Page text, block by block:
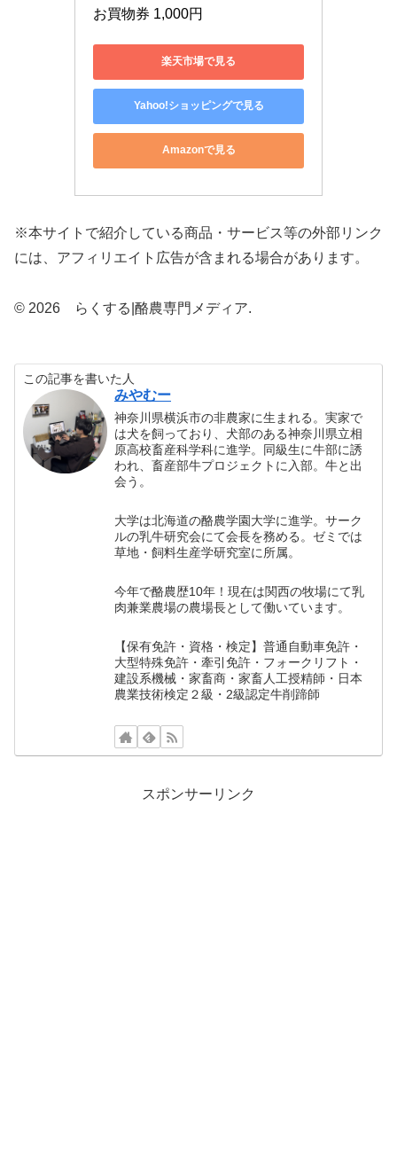
お買物券 1,000円
楽天市場で見る
Yahoo!ショッピングで見る
Amazonで見る
※本サイトで紹介している商品・サービス等の外部リンク
には、アフィリエイト広告が含まれる場合があります。
© 2026 らくする|酪農専門メディア.
この記事を書いた人
みやむー
神奈川県横浜市の非農家に生まれる。実家で
は犬を飼っており、犬部のある神奈川県立相
原高校畜産科学科に進学。同級生に牛部に誘
われ、畜産部牛プロジェクトに入部。牛と出
会う。
大学は北海道の酪農学園大学に進学。サーク
ルの乳牛研究会にて会長を務める。ゼミでは
草地・飼料生産学研究室に所属。
今年で酪農歴10年！現在は関西の牧場にて乳
肉兼業農場の農場長として働いています。
【保有免許・資格・検定】普通自動車免許・
大型特殊免許・牽引免許・フォークリフト・
建設系機械・家畜商・家畜人工授精師・日本
農業技術検定２級・2級認定牛削蹄師
スポンサーリンク